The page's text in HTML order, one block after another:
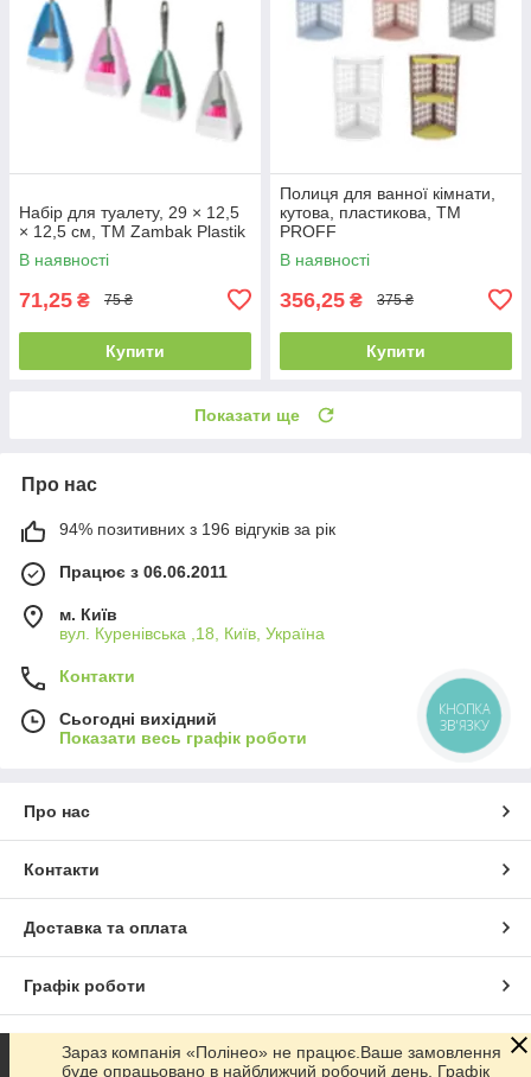
Набір для туалету, 29 × 12,5
× 12,5 см, TM Zambak Plastik
В наявності
71,25 ₴ 75 ₴
Купити
Полиця для ванної кімнати,
кутова, пластикова, ТМ
PROFF
В наявності
356,25 ₴ 375 ₴
Купити
Показати ще
Про нас
94% позитивних з 196 відгуків за рік
Працює з 06.06.2011
м. Київ
вул. Куренівська ,18, Київ, Україна
Контакти
Сьогодні вихідний
Показати весь графік роботи
Про нас
Контакти
Доставка та оплата
Графік роботи
Повна версія сайту
Зараз компанія «Полінео» не працює.Ваше замовлення
буде опрацьовано в найближчий робочий день. Графік
КНОПКА
ЗВ'ЯЗКУ